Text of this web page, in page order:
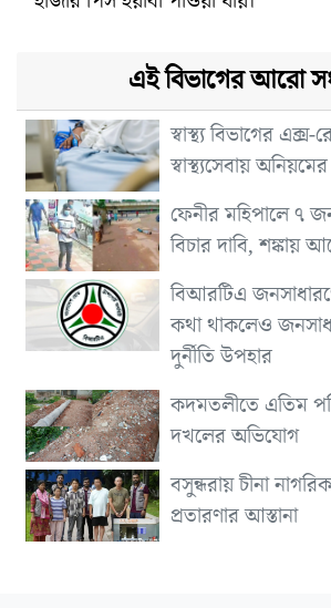
এই বিভাগের আরো
স্বাস্থ্য বিভাগের
স্বাস্থ্যসেবায়
ফেনীর মহিপালে ৭
বিচার দাবি, শঙ্কায়
বিআরটিএ
কথা থাকলেও
দুর্নীতি উপহার
কদমতলীতে এতিম
দখলের অভিযোগ
বসুন্ধরায় চীনা
প্রতারণার আস্তানা